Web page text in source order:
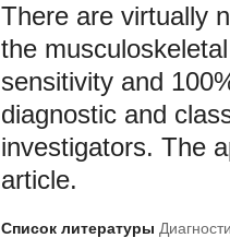
There are virtually
the
sensitivity and
diagnostic and
investigators. The
article.
Список литературы